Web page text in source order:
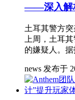
——深入解
土耳其警方
上周，土耳
的嫌疑人。
news 发布于